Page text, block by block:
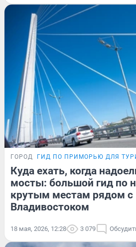
ГОРОД ГИД ПО ПРИМОРЬЮ ДЛЯ
Куда ехать, когда
мосты: большой гид по
крутым местам рядом с
Владивостоком
18 мая, 2026, 12:28 3 079